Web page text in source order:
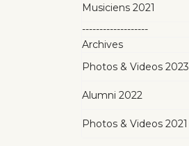
Musiciens 2021
-------------------
Archives
Photos & Videos 2023
Alumni 2022
Photos & Videos 2021